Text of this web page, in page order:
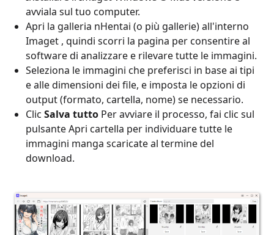
avviala sul tuo computer.
Apri la galleria nHentai (o più gallerie) all'interno
Imaget , quindi scorri la pagina per consentire al
software di analizzare e rilevare tutte le immagini.
Seleziona le immagini che preferisci in base ai tipi
e alle dimensioni dei file, e imposta le opzioni di
output (formato, cartella, nome) se necessario.
Clic Salva tutto Per avviare il processo, fai clic sul
pulsante Apri cartella per individuare tutte le
immagini manga scaricate al termine del
download.